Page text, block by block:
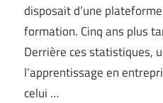
disposait d’une
formation. Cinq ans plus
Derrière ces statistiques,
l’apprentissage en
celui …